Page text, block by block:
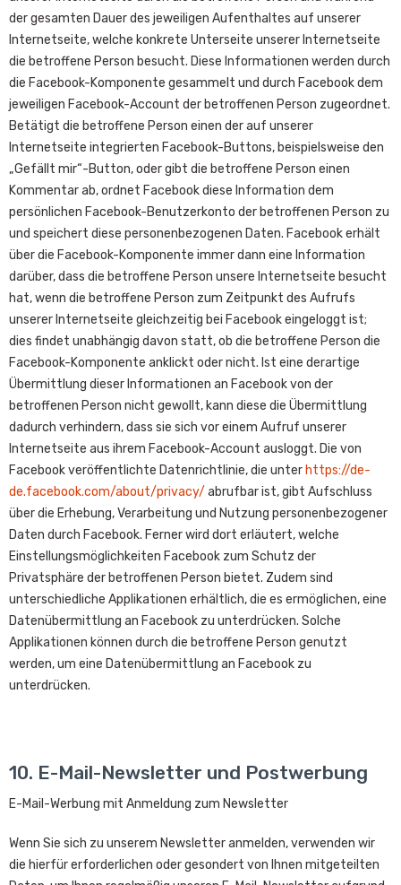
der gesamten Dauer des jeweiligen Aufenthaltes auf unserer
Internetseite, welche konkrete Unterseite unserer Internetseite
die betroffene Person besucht. Diese Informationen werden durch
die Facebook-Komponente gesammelt und durch Facebook dem
jeweiligen Facebook-Account der betroffenen Person zugeordnet.
Betätigt die betroffene Person einen der auf unserer
Internetseite integrierten Facebook-Buttons, beispielsweise den
„Gefällt mir“-Button, oder gibt die betroffene Person einen
Kommentar ab, ordnet Facebook diese Information dem
persönlichen Facebook-Benutzerkonto der betroffenen Person zu
und speichert diese personenbezogenen Daten. Facebook erhält
über die Facebook-Komponente immer dann eine Information
darüber, dass die betroffene Person unsere Internetseite besucht
hat, wenn die betroffene Person zum Zeitpunkt des Aufrufs
unserer Internetseite gleichzeitig bei Facebook eingeloggt ist;
dies findet unabhängig davon statt, ob die betroffene Person die
Facebook-Komponente anklickt oder nicht. Ist eine derartige
Übermittlung dieser Informationen an Facebook von der
betroffenen Person nicht gewollt, kann diese die Übermittlung
dadurch verhindern, dass sie sich vor einem Aufruf unserer
Internetseite aus ihrem Facebook-Account ausloggt. Die von
Facebook veröffentlichte Datenrichtlinie, die unter https://de-
de.facebook.com/about/privacy/ abrufbar ist, gibt Aufschluss
über die Erhebung, Verarbeitung und Nutzung personenbezogener
Daten durch Facebook. Ferner wird dort erläutert, welche
Einstellungsmöglichkeiten Facebook zum Schutz der
Privatsphäre der betroffenen Person bietet. Zudem sind
unterschiedliche Applikationen erhältlich, die es ermöglichen, eine
Datenübermittlung an Facebook zu unterdrücken. Solche
Applikationen können durch die betroffene Person genutzt
werden, um eine Datenübermittlung an Facebook zu
unterdrücken.
10. E-Mail-Newsletter und Postwerbung
E-Mail-Werbung mit Anmeldung zum Newsletter
Wenn Sie sich zu unserem Newsletter anmelden, verwenden wir
die hierfür erforderlichen oder gesondert von Ihnen mitgeteilten